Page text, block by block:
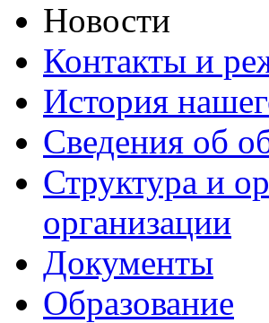
Новости
Контакты и
История
Сведения об
Структура и
организации
Документы
Образование